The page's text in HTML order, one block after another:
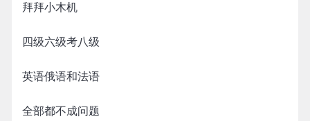
拜拜小木机
四级六级考八级
英语俄语和法语
全部都不成问题